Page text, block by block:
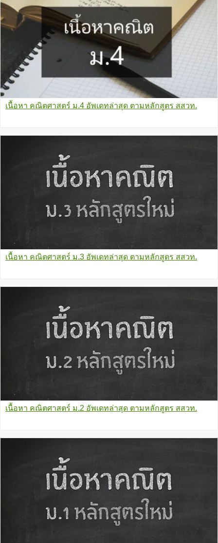
เนื้อหา คณิตศาสตร์ ม.4 อัพเดทล่าสุด ตามหลักสูตร สสวท.
เนื้อหา คณิตศาสตร์ ม.3 อัพเดทล่าสุด ตามหลักสูตร สสวท.
เนื้อหา คณิตศาสตร์ ม.2 อัพเดทล่าสุด ตามหลักสูตร สสวท.